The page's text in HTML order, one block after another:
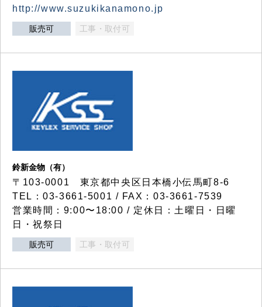
http://www.suzukikanamono.jp
販売可 工事・取付可
鈴新金物（有）
〒103-0001 東京都中央区日本橋小伝馬町8-6
TEL：03-3661-5001 / FAX：03-3661-7539
営業時間：9:00〜18:00 / 定休日：土曜日・日曜
日・祝祭日
販売可 工事・取付可